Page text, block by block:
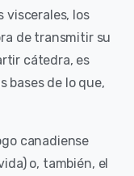
viscerales, los
de transmitir su
cátedra, es
bases de lo que,
canadiense
o, también, el